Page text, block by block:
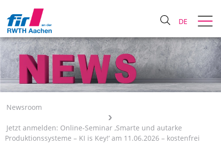
DE
Newsroom
Jetzt anmelden: Online-Seminar ‚Smarte und autarke
Produktionssysteme – KI is Key!‘ am 11.06.2026 – kostenfrei